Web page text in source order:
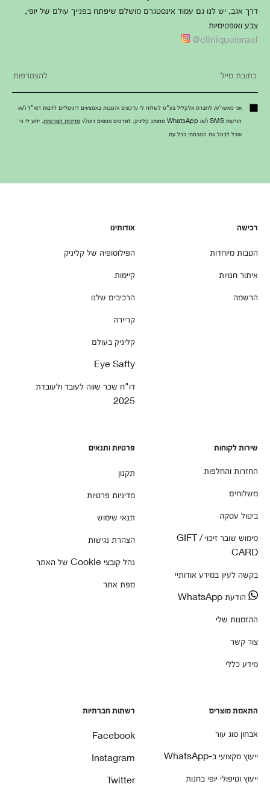
דרך אגב, יש לנו גם עמוד אינסטגרם מושלם שיפתח בפנייך עולם של יופי,
צבע ואופטימיות
cliniqueisrael@
אני מאשר/ת לחברת אלקליל בע"מ לשלוח לי עדכונים והטבות באמצעים דיגיטליים לרבות דוא"ל ו/או
הודעות SMS ו/או WhatsApp ממותג קליניק. לפרטים נוספים ראה/י
מדיניות הפרטיות . ידוע לי כי
אוכל לבטל את הסכמתי בכל עת.
רכישה
הטבות מיוחדות
איתור חנויות
הרשמה
אודותינו
הפילוסופיה של קליניק
קיימות
הרכיבים שלנו
קריירה
קליניק בעולם
Eye Safty
דו"ח שכר שווה לעובד ולעובדת
2025
שירות לקוחות
החזרות והחלפות
משלוחים
ביטול עסקה
מימוש שובר זיכוי / GIFT
CARD
בקשה לעיון במידע אודותיי
הודעת WhatsApp
ההזמנות שלי
צור קשר
מידע כללי
פרטיות ותנאים
תקנון
מדיניות פרטיות
תנאי שימוש
הצהרת נגישות
נהל קובצי Cookie של האתר
מפת אתר
התאמת מוצרים
אבחון סוג עור
ייעוץ מקצועי ב-WhatsApp
ייעוץ וטיפולי יופי בחנות
רשתות חברתיות
Facebook
Instagram
Twitter